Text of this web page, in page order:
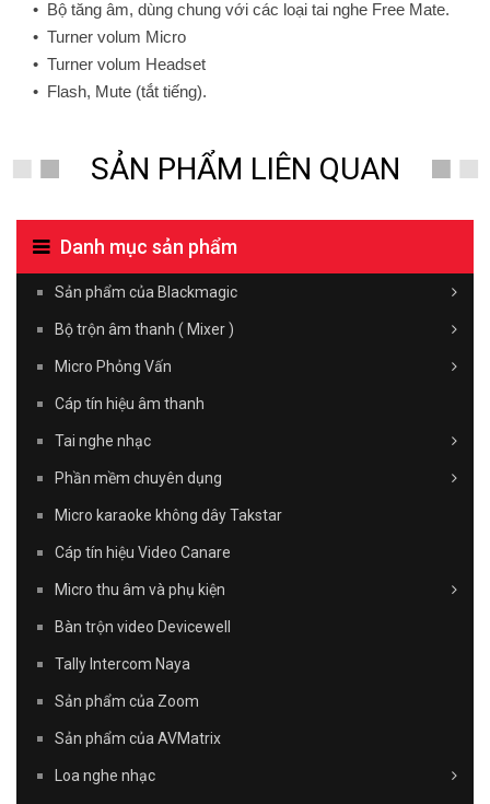
•
Bộ tăng âm, dùng chung với các loại tai nghe Free Mate.
• Turner volum Micro
• Turner volum Headset
•
Flash, Mute (tắt tiếng).
SẢN PHẨM LIÊN QUAN
Danh mục sản phẩm
Sản phẩm của Blackmagic
Bộ trộn âm thanh ( Mixer )
Micro Phỏng Vấn
Cáp tín hiệu âm thanh
Tai nghe nhạc
Phần mềm chuyên dụng
Micro karaoke không dây Takstar
Cáp tín hiệu Video Canare
Micro thu âm và phụ kiện
Bàn trộn video Devicewell
Tally Intercom Naya
Sản phẩm của Zoom
Sản phẩm của AVMatrix
Loa nghe nhạc